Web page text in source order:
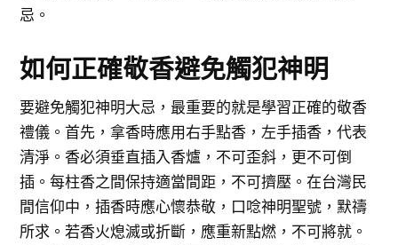
忌。
如何正確敬香避免觸犯神明
要避免觸犯神明大忌，最重要的就是學習正確的敬香
禮儀。首先，拿香時應用右手點香，左手插香，代表
清淨。香必須垂直插入香爐，不可歪斜，更不可倒
插。每柱香之間保持適當間距，不可擠壓。在台灣民
間信仰中，插香時應心懷恭敬，口唸神明聖號，默禱
所求。若香火熄滅或折斷，應重新點燃，不可將就。